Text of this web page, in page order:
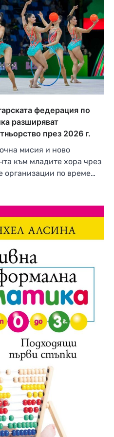
федерация по
разширяват
през 2026 г.
мисия и ново
към младите хора чрез
организации по време…